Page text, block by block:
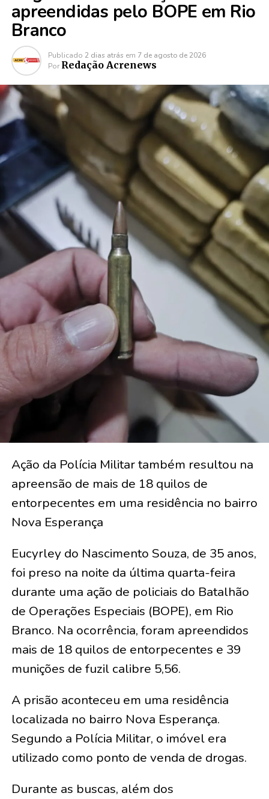
apreendidas pelo BOPE em Rio
Branco
Publicado 2 dias atrás em 7 de agosto de 2026
Por Redação Acrenews
Ação da Polícia Militar também resultou na
apreensão de mais de 18 quilos de
entorpecentes em uma residência no bairro
Nova Esperança
Eucyrley do Nascimento Souza, de 35 anos,
foi preso na noite da última quarta-feira
durante uma ação de policiais do Batalhão
de Operações Especiais (BOPE), em Rio
Branco. Na ocorrência, foram apreendidos
mais de 18 quilos de entorpecentes e 39
munições de fuzil calibre 5,56.
A prisão aconteceu em uma residência
localizada no bairro Nova Esperança.
Segundo a Polícia Militar, o imóvel era
utilizado como ponto de venda de drogas.
Durante as buscas, além dos